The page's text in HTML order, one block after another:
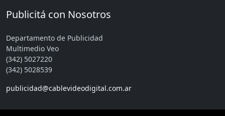
Publicitá con Nosotros
Departamento de Publicidad
Multimedio Veo
(342) 5027220
(342) 5028539
publicidad@cablevideodigital.com.ar